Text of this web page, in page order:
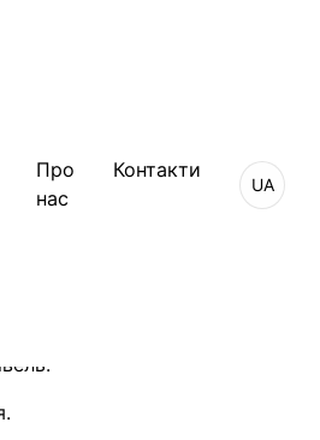
Про
нас
Контакти
UA